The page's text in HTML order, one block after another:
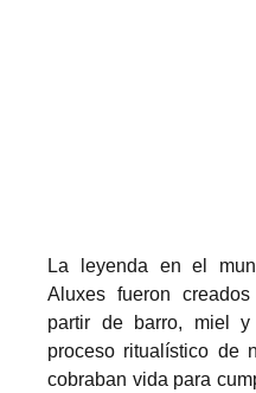
La leyenda en el
Aluxes fueron
partir de barro, miel y
proceso ritualístico de
cobraban vida para